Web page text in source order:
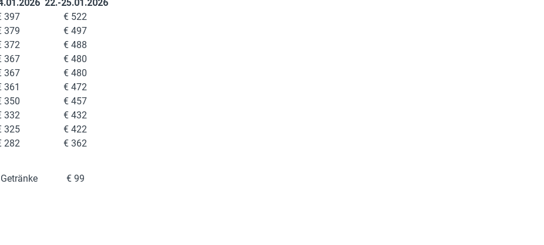
22.-25.01.2026
397
€ 522
379
€ 497
372
€ 488
367
€ 480
367
€ 480
361
€ 472
350
€ 457
332
€ 432
325
€ 422
282 € 362
€ 99